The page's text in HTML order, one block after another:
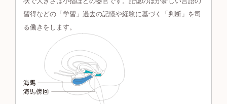
習得などの「学習」過去の記憶や経験に基づく「判断」を司
る働きをします。